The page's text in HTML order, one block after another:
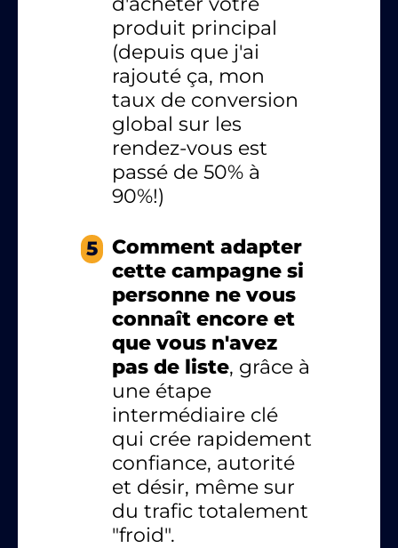
produit principal
(depuis que j'ai
rajouté ça, mon
taux de conversion
global sur les
rendez-vous est
passé de 50% à
90%!)
5 Comment adapter
cette campagne si
personne ne vous
connaît encore et
que vous n'avez
pas de liste, grâce à
une étape
intermédiaire clé
qui crée rapidement
confiance, autorité
et désir, même sur
du trafic totalement
"froid".